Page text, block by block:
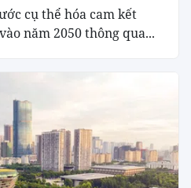
cụ thể hóa cam kết
năm 2050 thông qua...